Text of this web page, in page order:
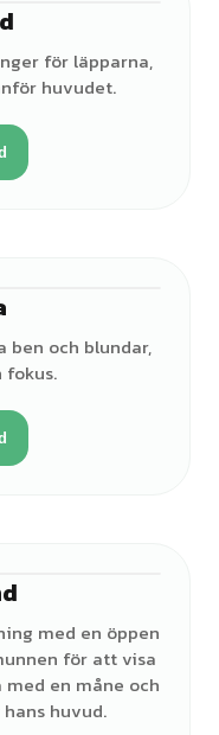
för läpparna,
huvudet.
ben och blundar,
med en öppen
för att visa
en måne och
huvud.